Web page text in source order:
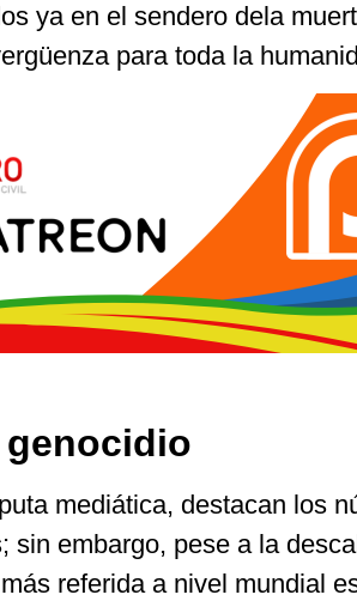
ya en el sendero dela
para toda la
mediática, destacan los
sin embargo, pese a la
referida a nivel mundial